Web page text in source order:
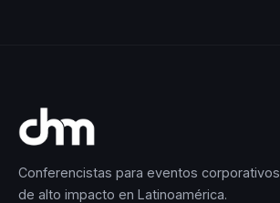
Conferencistas para eventos corporativos
de alto impacto en Latinoamérica.